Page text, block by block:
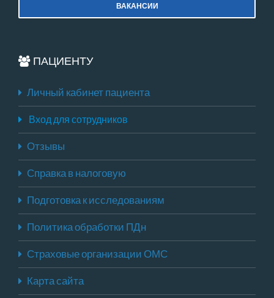
ВАКАНСИИ
ПАЦИЕНТУ
Личный кабинет пациента
Вход для сотрудников
Отзывы
Справка в налоговую
Подготовка к исследованиям
Политика обработки ПДн
Страховые организации ОМС
Карта сайта